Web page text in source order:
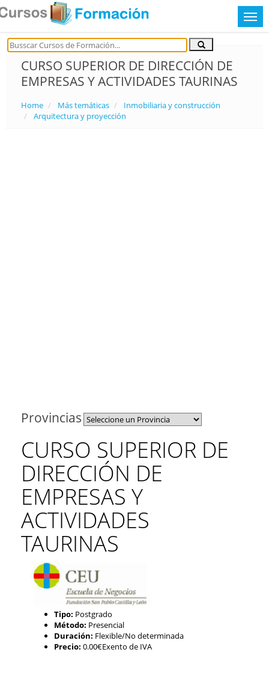
CURSO SUPERIOR DE DIRECCIÓN DE
EMPRESAS Y ACTIVIDADES TAURINAS
Home Más temáticas
Inmobiliaria y construcción
Arquitectura y proyección
Provincias
CURSO SUPERIOR DE
DIRECCIÓN DE
EMPRESAS Y
ACTIVIDADES
TAURINAS
Tipo: Postgrado
Método: Presencial
Duración: Flexible/No determinada
Precio: 0.00€Exento de IVA